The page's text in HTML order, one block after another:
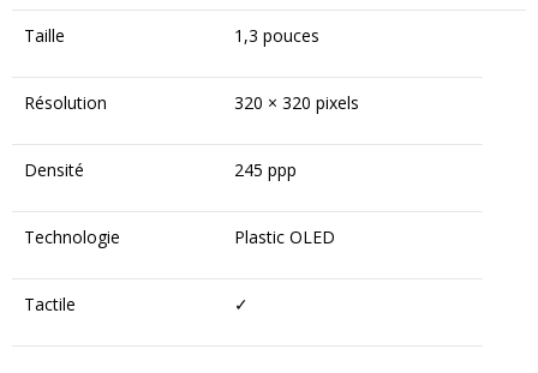
Taille 1,3 pouces
Résolution 320 × 320 pixels
Densité 245 ppp
Technologie Plastic OLED
Tactile ✓